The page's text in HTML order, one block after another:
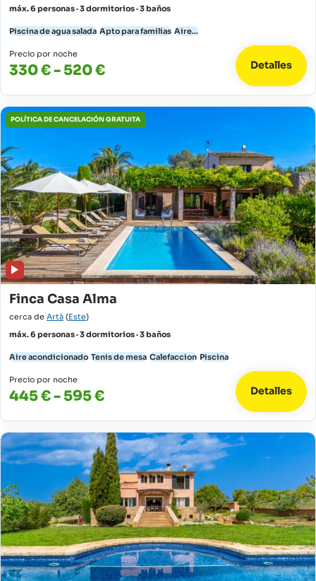
máx. 6 personas · 3 dormitorios · 3 baños
Piscina de agua salada Apto para familias Aire...
Precio por noche
330 € - 520 € Detalles
POLÍTICA DE CANCELACIÓN GRATUITA
Finca Casa Alma
cerca de Artà (Este)
máx. 6 personas · 3 dormitorios · 3 baños
Aire acondicionado Tenis de mesa Calefaccion Piscina
Precio por noche
445 € - 595 € Detalles